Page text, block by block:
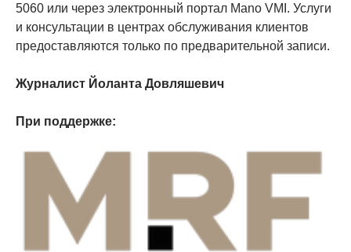
5060 или через электронный портал Mano VMI. Услуги
и консультации в центрах обслуживания клиентов
предоставляются только по предварительной записи.
Журналист Йоланта Довляшевич
При поддержке: